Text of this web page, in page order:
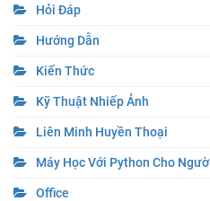
Hỏi Đáp
Hướng Dẫn
Kiến Thức
Kỹ Thuật Nhiếp Ảnh
Liên Minh Huyền Thoại
Máy Học Với Python Cho
Office